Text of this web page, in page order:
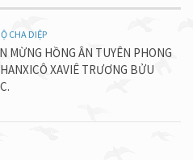
CHA DIỆP
MỪNG HỒNG ÂN TUYÊN PHONG
XAVIÊ TRƯƠNG BỬU